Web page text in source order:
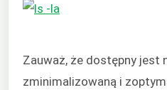
Zauważ, że dostępny jest
zminimalizowaną i